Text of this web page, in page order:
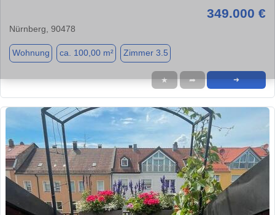
349.000 €
Nürnberg, 90478
Wohnung ca. 100,00 m² Zimmer 3.5
★ ➦ ➜